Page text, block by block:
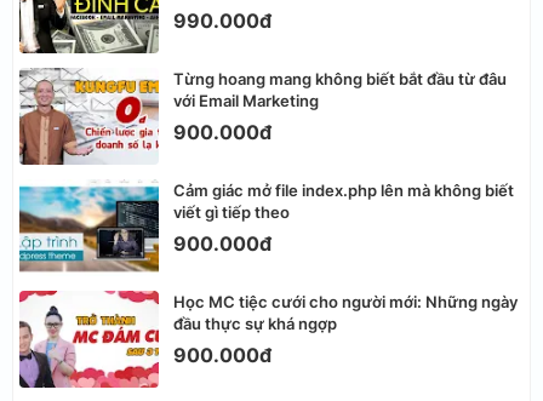
990.000đ
Từng hoang mang không biết bắt đầu từ đâu
với Email Marketing
900.000đ
Cảm giác mở file index.php lên mà không biết
viết gì tiếp theo
900.000đ
Học MC tiệc cưới cho người mới: Những ngày
đầu thực sự khá ngợp
900.000đ